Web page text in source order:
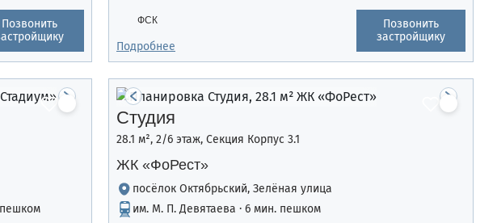
Позвонить
ФСК
Позвонить
застройщику
Подробнее
пешком
Студия
28.1 м², 2/6 этаж, Секция Корпус 3.1
ЖК «ФоРест»
посёлок Октябрьский, Зелёная улица
им. М. П. Девятаева · 6 мин. пешком